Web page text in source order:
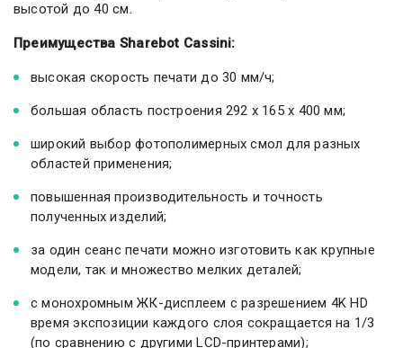
высотой до 40 см.
Преимущества Sharebot Cassini:
высокая скорость печати до 30 мм/ч;
большая область построения 292 x 165 x 400 мм;
широкий выбор фотополимерных смол для разных
областей применения;
повышенная производительность и точность
полученных изделий;
за один сеанс печати можно изготовить как крупные
модели, так и множество мелких деталей;
с монохромным ЖК-дисплеем с разрешением 4K HD
время экспозиции каждого слоя сокращается на 1/3
(по сравнению с другими LCD-принтерами);